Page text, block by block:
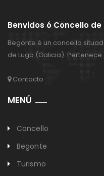
Benvidos ó Concello
Begonte é un concello
de Lugo (Galicia).
Contacto
MENÚ
Concello
Begonte
Turismo